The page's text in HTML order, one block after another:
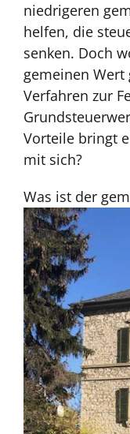
niedrigeren
helfen, die
senken. Doch
gemeinen
Verfahren zur
Vorteile bringt
mit sich?
Was ist der